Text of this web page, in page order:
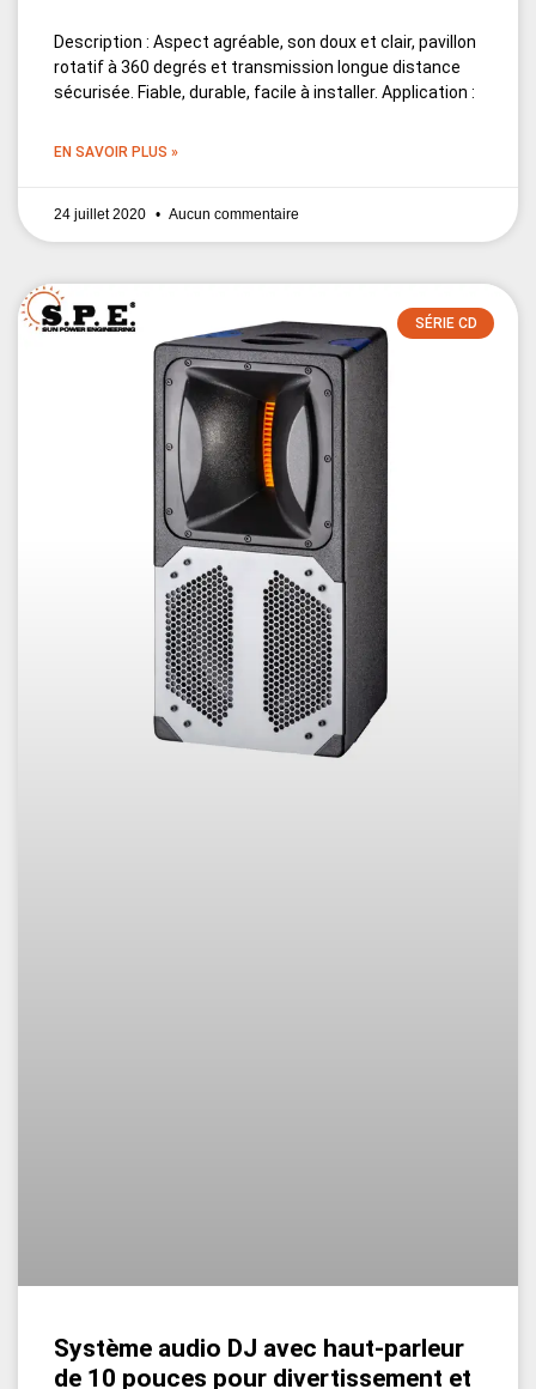
Description : Aspect agréable, son doux et clair, pavillon
rotatif à 360 degrés et transmission longue distance
sécurisée. Fiable, durable, facile à installer. Application :
EN SAVOIR PLUS »
24 juillet 2020 Aucun commentaire
SÉRIE CD
Système audio DJ avec haut-parleur
de 10 pouces pour divertissement et